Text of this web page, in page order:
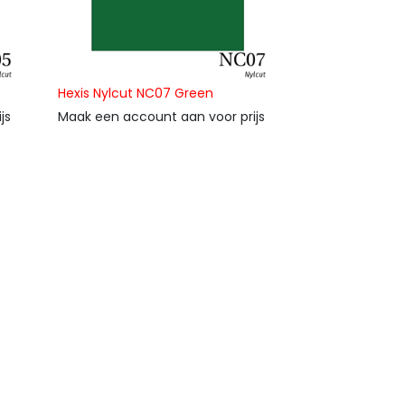
Hexis Nylcut NC07 Green
Maak een account aan voor prijs